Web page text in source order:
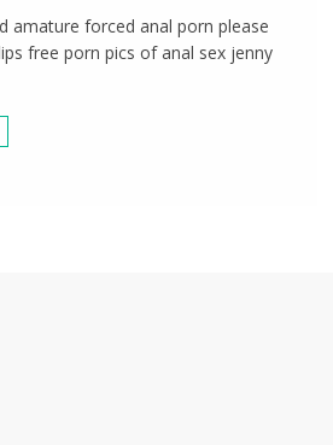
amature forced anal porn please
free porn pics of anal sex jenny